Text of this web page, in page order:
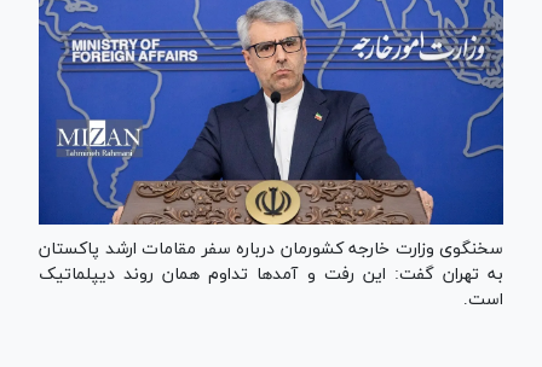
سخنگوی وزارت خارجه کشورمان درباره سفر مقامات ارشد پاکستان
به تهران گفت: این رفت و آمد‌ها تداوم همان روند دیپلماتیک
است.